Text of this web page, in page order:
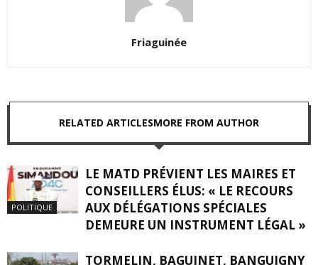
Friaguinée
RELATED ARTICLESMORE FROM AUTHOR
POLITIQUE
LE MATD PRÉVIENT LES MAIRES ET
CONSEILLERS ÉLUS: « LE RECOURS
AUX DÉLÉGATIONS SPÉCIALES
DEMEURE UN INSTRUMENT LÉGAL »
TORMELIN, BAGUINET, BANGUIGNY